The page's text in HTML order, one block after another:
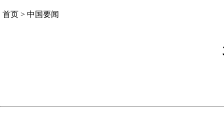
首页 > 中国要闻